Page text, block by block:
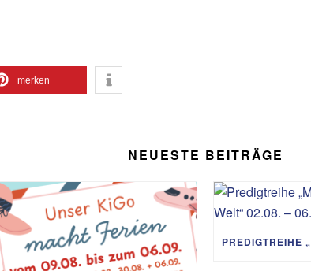
merken
NEUESTE BEITRÄGE